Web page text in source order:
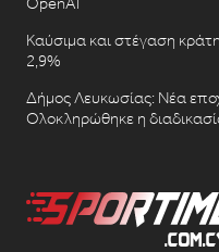
Καύσιμα και στέγαση
2,9%
Δήμος Λευκωσίας: Νέα
Ολοκληρώθηκε η